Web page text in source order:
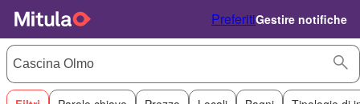
PreferitiGestire notifiche